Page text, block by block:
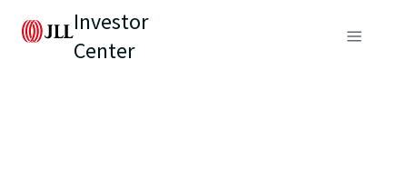
Investor
Center